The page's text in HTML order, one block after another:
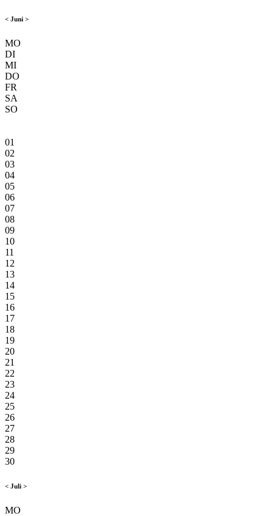
< Juni >
MO
DI
MI
DO
FR
SA
SO
01
02
03
04
05
06
07
08
09
10
11
12
13
14
15
16
17
18
19
20
21
22
23
24
25
26
27
28
29
30
< Juli >
MO